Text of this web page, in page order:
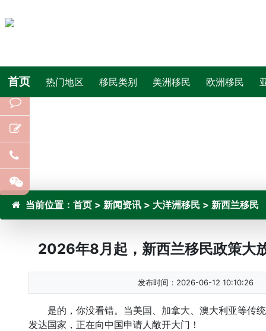
首页 热门地区 移民类别 美洲移民 欧洲移民
当前位置： 首页 > 新闻资讯 > 大洋洲移民 > 新西兰移民
2026年8月起，新西兰移民政策大
发布时间：2026-06-12 10:10:26
是的，你没看错。当美国、加拿大、澳大利亚等传
发达国家，正在向中国申请人敞开大门！